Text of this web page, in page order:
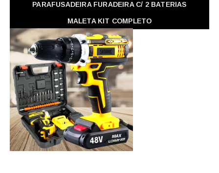
PARAFUSADEIRA FURADEIRA C/ 2 BATERIAS
MALETA KIT COMPLETO